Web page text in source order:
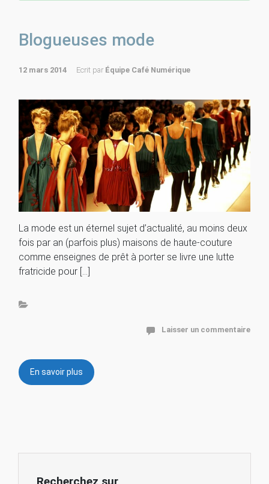
Blogueuses mode
12 mars 2014 Ecrit par Équipe Café Numérique
La mode est un éternel sujet d’actualité, au moins deux
fois par an (parfois plus) maisons de haute-couture
comme enseignes de prêt à porter se livre une lutte
fratricide pour […]
Laisser un commentaire
En savoir plus